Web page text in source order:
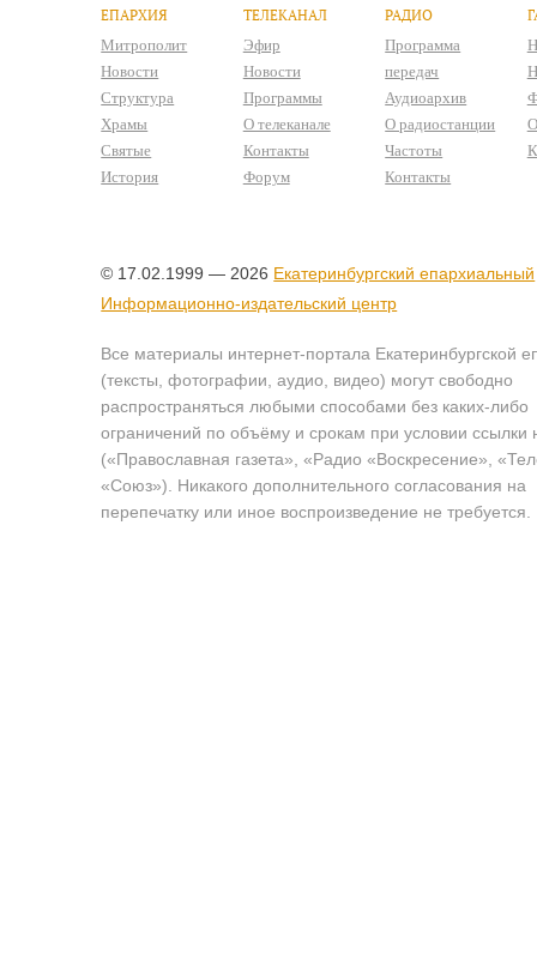
ЕПАРХИЯ
Митрополит
Новости
Структура
Храмы
Святые
История
ТЕЛЕКАНАЛ
Эфир
Новости
Программы
О телеканале
Контакты
Форум
РАДИО
Программа
передач
Аудиоархив
О радиостанции
Частоты
Контакты
© 17.02.1999 — 2026 Екатеринбургский епархиальный
Информационно-издательский центр
Все материалы интернет-портала Екатеринбургской
(тексты, фотографии, аудио, видео) могут свободно
распространяться любыми способами без каких-либо
ограничений по объёму и срокам при условии ссылки
(«Православная газета», «Радио «Воскресение»,
«Союз»). Никакого дополнительного согласования на
перепечатку или иное воспроизведение не требуется.